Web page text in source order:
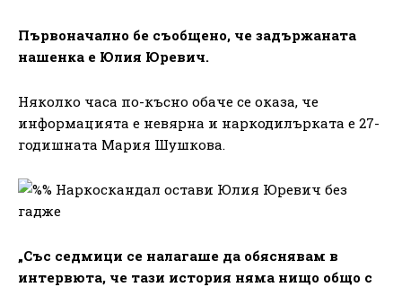
Първоначално бе съобщено, че задържаната
нашенка е Юлия Юревич.
Няколко часа по-късно обаче се оказа, че
информацията е невярна и наркодилърката е 27-
годишната Мария Шушкова.
„Със седмици се налагаше да обяснявам в
интервюта, че тази история няма нищо общо с